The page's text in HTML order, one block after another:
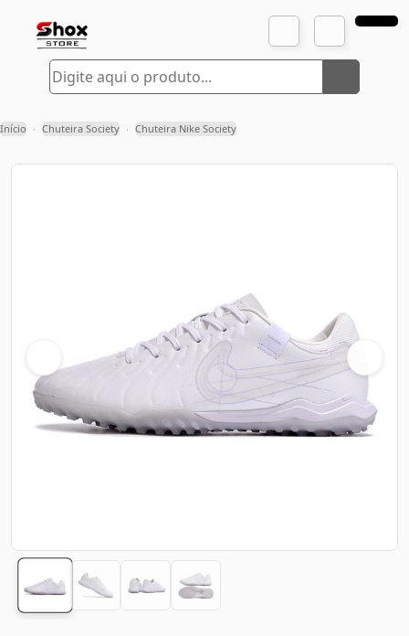
Início › Chuteira Society › Chuteira Nike Society